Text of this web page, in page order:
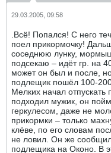
29.03.2005, 09:58
.Всё! Попался! С него
поел прикормочку!
соседнюю лунку,
подсекаю – идёт гр. на
может он был и после,
подлещик пошёл 100-
Мелких начал
подходил мужик, он
геркулесом, даже не
прикормки – только
клёве, по его словам
не ловил. Он же
подлещика на Оконо. В